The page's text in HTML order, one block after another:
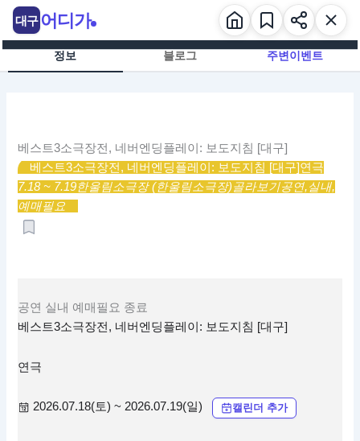
츠
정보 블로그 주변이벤트
베스트3소극장전, 네버엔딩플레이: 보도지침 [대구]
베스트3소극장전, 네버엔딩플레이: 보도지침 [대구]연극
7.18 ~ 7.19한울림소극장 (한울림소극장)골라보기공연,실내,
예매필요
공연 실내 예매필요 종료
베스트3소극장전, 네버엔딩플레이: 보도지침 [대구]
연극
2026.07.18(토) ~ 2026.07.19(일) 캘린더 추가
대구 어디가